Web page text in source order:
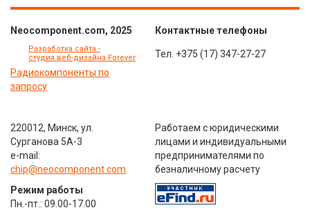
Neocomponent.com, 2025
Разработка сайта -
студия веб-дизайна Forever
Радиокомпоненты по
запросу
Контактные телефоны
Тел. +375 (17) 347-27-27
220012, Минск, ул.
Сурганова 5А-3
e-mail:
chip@neocomponent.com
Режим работы
Пн.-пт.: 09.00-17.00
Работаем с юридическими
лицами и индивидуальными
предпринимателями по
безналичному расчету